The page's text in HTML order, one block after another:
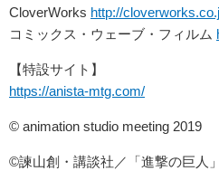
CloverWorks http://
コミックス・ウェーブ・フィルム
【特設サイト】
https://anista-mtg.com/
© animation studio meeting 2019
©諫山創・講談社／「進撃の巨人